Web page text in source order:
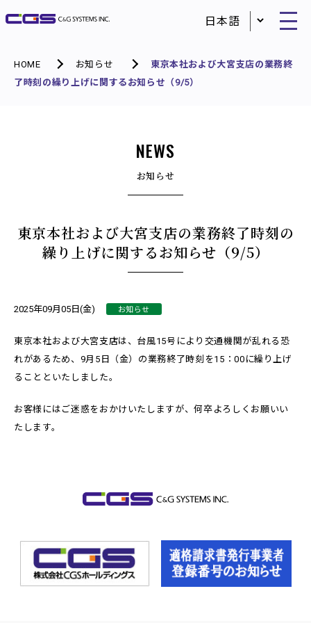
HOME お知らせ
東京本社および大宮支店の業務終
了時刻の繰り上げに関するお知らせ（9/5）
NEWS
お知らせ
東京本社および大宮支店の業務終了時刻の
繰り上げに関するお知らせ（9/5）
2025年09月05日(金) お知らせ
東京本社および大宮支店は、台風15号により交通機関が乱れる恐
れがあるため、9月5日（金）の業務終了時刻を15：00に繰り上げ
ることといたしました。
お客様にはご迷惑をおかけいたしますが、何卒よろしくお願いい
たします。